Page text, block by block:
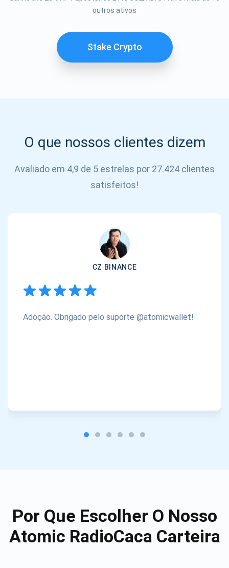
outros ativos
Stake Crypto
O que nossos clientes dizem
Avaliado em 4,9 de 5 estrelas por 27.424 clientes
satisfeitos!
CZ BINANCE
Adoção. Obrigado pelo suporte @atomicwallet!
Por Que Escolher O Nosso
Atomic RadioCaca Carteira
INSCREVER